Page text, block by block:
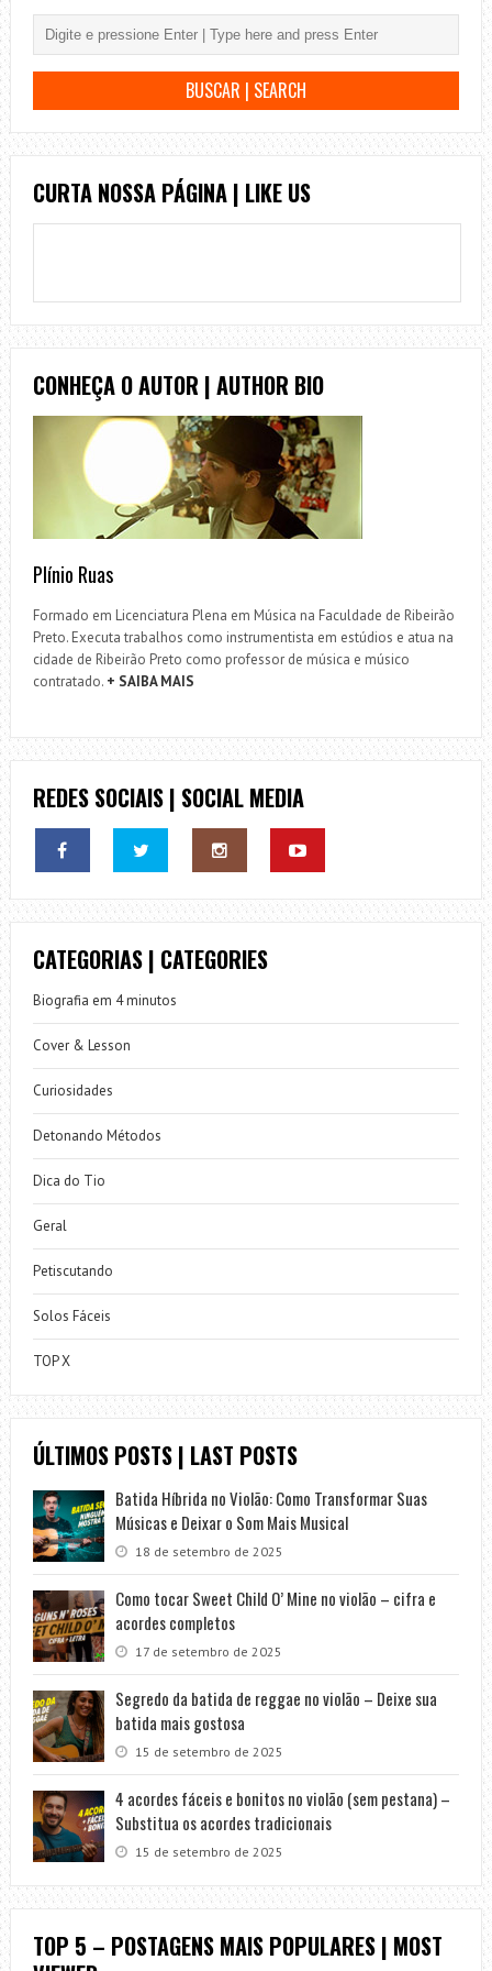
CURTA NOSSA PÁGINA | LIKE US
CONHEÇA O AUTOR | AUTHOR BIO
Plínio Ruas
Formado em Licenciatura Plena em Música na Faculdade de Ribeirão
Preto. Executa trabalhos como instrumentista em estúdios e atua na
cidade de Ribeirão Preto como professor de música e músico
contratado. + SAIBA MAIS
REDES SOCIAIS | SOCIAL MEDIA
CATEGORIAS | CATEGORIES
Biografia em 4 minutos
Cover & Lesson
Curiosidades
Detonando Métodos
Dica do Tio
Geral
Petiscutando
Solos Fáceis
TOP X
ÚLTIMOS POSTS | LAST POSTS
Batida Híbrida no Violão: Como Transformar Suas
Músicas e Deixar o Som Mais Musical
18 de setembro de 2025
Como tocar Sweet Child O’ Mine no violão – cifra e
acordes completos
17 de setembro de 2025
Segredo da batida de reggae no violão – Deixe sua
batida mais gostosa
15 de setembro de 2025
4 acordes fáceis e bonitos no violão (sem pestana) –
Substitua os acordes tradicionais
15 de setembro de 2025
TOP 5 – POSTAGENS MAIS POPULARES | MOST